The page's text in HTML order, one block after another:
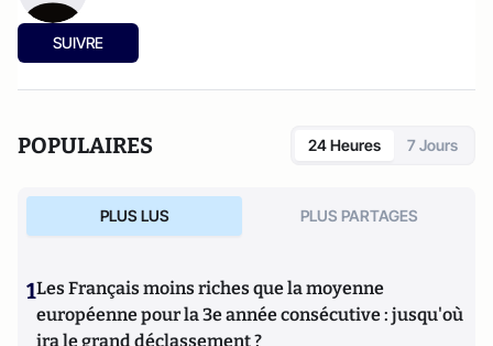
SUIVRE
POPULAIRES 24 Heures 7 Jours
PLUS LUS PLUS PARTAGES
1Les Français moins riches que la moyenne
européenne pour la 3e année consécutive : jusqu'où
ira le grand déclassement ?